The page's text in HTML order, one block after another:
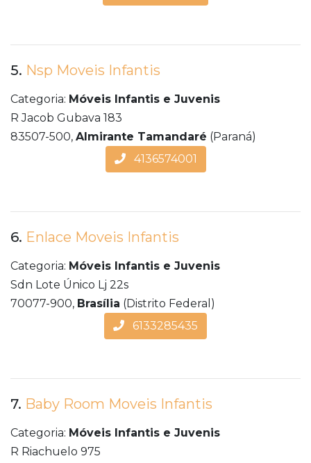
5. Nsp Moveis Infantis
Categoria: Móveis Infantis e Juvenis
R Jacob Gubava 183
83507-500, Almirante Tamandaré (Paraná)
4136574001
6. Enlace Moveis Infantis
Categoria: Móveis Infantis e Juvenis
Sdn Lote Único Lj 22s
70077-900, Brasília (Distrito Federal)
6133285435
7. Baby Room Moveis Infantis
Categoria: Móveis Infantis e Juvenis
R Riachuelo 975